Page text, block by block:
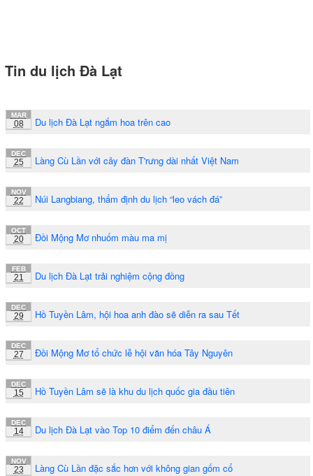
Tin du lịch Đà Lạt
MAR
08 Du lịch Đà Lạt ngắm hoa trên cao
DEC
25 Làng Cù Lần với cây đàn T'rưng dài nhất Việt Nam
NOV
22 Núi Langbiang, thẩm định du lịch “leo vách đá”
OCT
20 Đồi Mộng Mơ nhuốm màu ma mị
FEB
21 Du lịch Đà Lạt trải nghiệm cộng đồng
DEC
29 Hồ Tuyền Lâm, hội hoa anh đào sẽ diễn ra sau Tết
DEC
27 Đồi Mộng Mơ tổ chức lễ hội văn hóa Tây Nguyên
DEC
15 Hồ Tuyền Lâm sẽ là khu du lịch quốc gia đầu tiên
DEC
14 Du lịch Đà Lạt vào Top 10 điểm đến châu Á
NOV
23 Làng Cù Lần đặc sắc hơn với không gian gốm cổ